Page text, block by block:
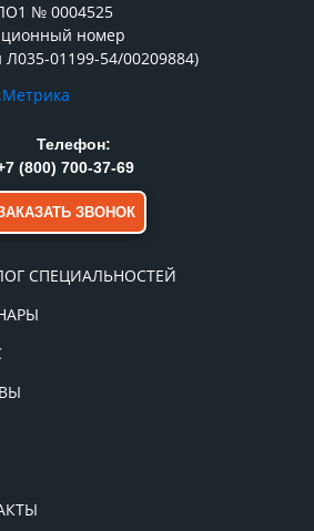
№ 0004525
номер
01199-54/00209884)
СПЕЦИАЛЬНОСТЕЙ
Телефон:
(800) 700-37-69
ЗВОНОК